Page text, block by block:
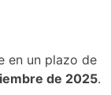
en un plazo de
de 2025.